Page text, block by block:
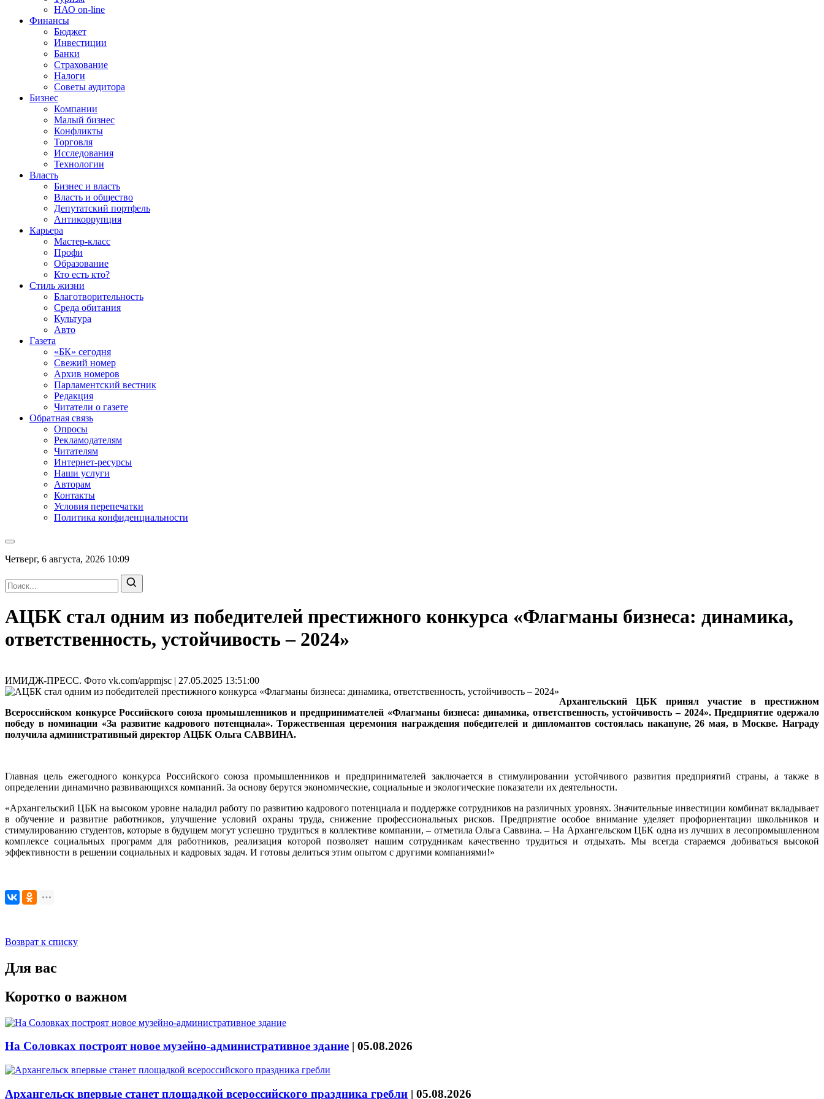
НАО on-line
Финансы
Бюджет
Инвестиции
Банки
Страхование
Налоги
Советы аудитора
Бизнес
Компании
Малый бизнес
Конфликты
Торговля
Исследования
Технологии
Власть
Бизнес и власть
Власть и общество
Депутатский портфель
Антикоррупция
Карьера
Мастер-класс
Профи
Образование
Кто есть кто?
Стиль жизни
Благотворительность
Среда обитания
Культура
Авто
Газета
«БК» сегодня
Свежий номер
Архив номеров
Парламентский вестник
Редакция
Читатели о газете
Обратная связь
Опросы
Рекламодателям
Читателям
Интернет-ресурсы
Наши услуги
Авторам
Контакты
Условия перепечатки
Политика конфиденциальности
Четверг, 6 августа, 2026 10:09
АЦБК стал одним из победителей престижного конкурса «Флагманы бизнеса: динамика,
ответственность, устойчивость – 2024»
ИМИДЖ-ПРЕСС. Фото vk.com/appmjsc | 27.05.2025 13:51:00
Архангельский ЦБК принял участие в престижном
Всероссийском конкурсе Российского союза промышленников и предпринимателей «Флагманы бизнеса: динамика, ответственность, устойчивость – 2024». Предприятие одержало
победу в номинации «За развитие кадрового потенциала». Торжественная церемония награждения победителей и дипломантов состоялась накануне, 26 мая, в Москве. Награду
получила административный директор АЦБК Ольга САВВИНА.
Главная цель ежегодного конкурса Российского союза промышленников и предпринимателей заключается в стимулировании устойчивого развития предприятий страны, а также в
определении динамично развивающихся компаний. За основу берутся экономические, социальные и экологические показатели их деятельности.
«Архангельский ЦБК на высоком уровне наладил работу по развитию кадрового потенциала и поддержке сотрудников на различных уровнях. Значительные инвестиции комбинат вкладывает
в обучение и развитие работников, улучшение условий охраны труда, снижение профессиональных рисков. Предприятие особое внимание уделяет профориентации школьников и
стимулированию студентов, которые в будущем могут успешно трудиться в коллективе компании, – отметила Ольга Саввина. – На Архангельском ЦБК одна из лучших в лесопромышленном
комплексе социальных программ для работников, реализация которой позволяет нашим сотрудникам качественно трудиться и отдыхать. Мы всегда стараемся добиваться высокой
эффективности в решении социальных и кадровых задач. И готовы делиться этим опытом с другими компаниями!»
Возврат к списку
Для вас
Коротко о важном
На Соловках построят новое музейно-административное здание | 05.08.2026
Архангельск впервые станет площадкой всероссийского праздника гребли | 05.08.2026